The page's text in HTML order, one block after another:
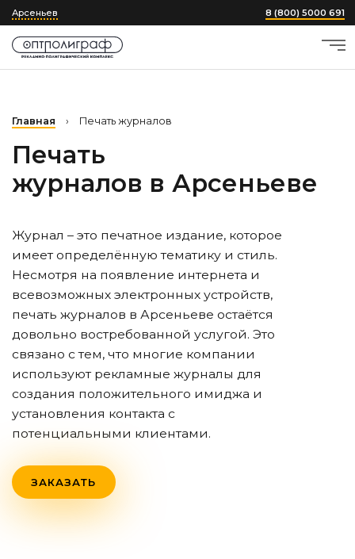
Арсеньев 8 (800) 5000 691
Главная › Печать журналов
Печать
журналов в Арсеньеве
Журнал – это печатное издание, которое
имеет определённую тематику и стиль.
Несмотря на появление интернета и
всевозможных электронных устройств,
печать журналов в Арсеньеве остаётся
довольно востребованной услугой. Это
связано с тем, что многие компании
используют рекламные журналы для
создания положительного имиджа и
установления контакта с
потенциальными клиентами.
ЗАКАЗАТЬ